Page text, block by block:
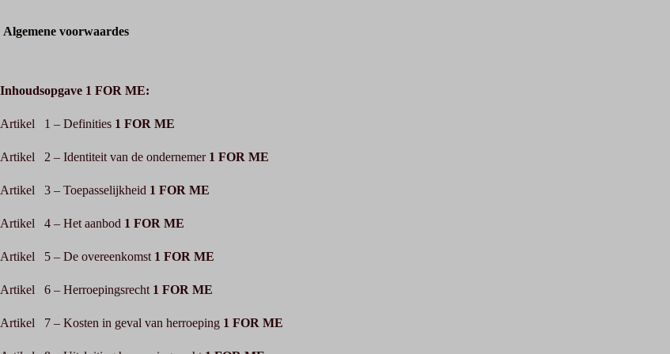
Algemene voorwaardes
Inhoudsopgave 1 FOR ME:
Artikel 1 – Definities 1 FOR ME
Artikel 2 – Identiteit van de ondernemer 1 FOR ME
Artikel 3 – Toepasselijkheid 1 FOR ME
Artikel 4 – Het aanbod 1 FOR ME
Artikel 5 – De overeenkomst 1 FOR ME
Artikel 6 – Herroepingsrecht 1 FOR ME
Artikel 7 – Kosten in geval van herroeping 1 FOR ME